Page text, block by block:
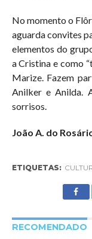
No momento o
aguarda convites
elementos do
a Cristina e como
Marize. Fazem
Anilker e Anilda.
sorrisos.
João A. do
ETIQUETAS:
RECOMENDADO